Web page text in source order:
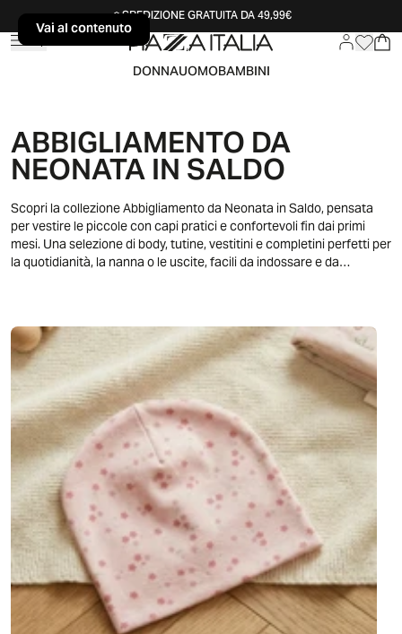
Vai al contenutoSPEDIZIONE GRATUITA DA 49,99€
DONNAUOMOBAMBINI
ABBIGLIAMENTO DA
NEONATA IN SALDO
Scopri la collezione Abbigliamento da Neonata in Saldo, pensata
per vestire le piccole con capi pratici e confortevoli fin dai primi
mesi. Una selezione di body, tutine, vestitini e completini perfetti per
la quotidianità, la nanna o le uscite, facili da indossare e da
senza rinunciare al comfort.
Vai al contenuto